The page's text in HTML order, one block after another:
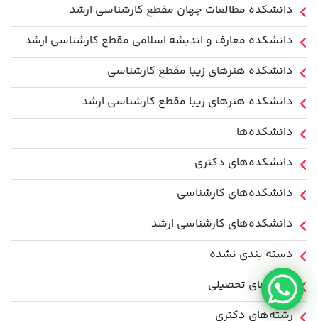
دانشکده مطالعات جهان مقطع کارشناسی ارشد
دانشکده معارف و اندیشه اسلامی مقطع کارشناسی ارشد
دانشکده هنرهای زیبا مقطع کارشناسی
دانشکده هنرهای زیبا مقطع کارشناسی ارشد
دانشکده‌ها
دانشکده‌های دکتری
دانشکده‌های کارشناسی
دانشکده‌های کارشناسی ارشد
دسته بندی نشده
رشته‌های تحصیلی
رشته‌های دکتری